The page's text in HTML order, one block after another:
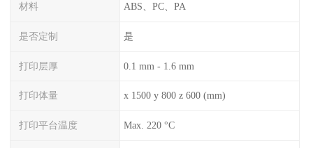
材料 ABS、PC、PA
是否定制 是
打印层厚 0.1 mm - 1.6 mm
打印体量 x 1500 y 800 z 600 (mm)
打印平台温度 Max. 220 °C